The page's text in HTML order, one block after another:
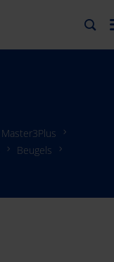
Master3Plus
Beugels